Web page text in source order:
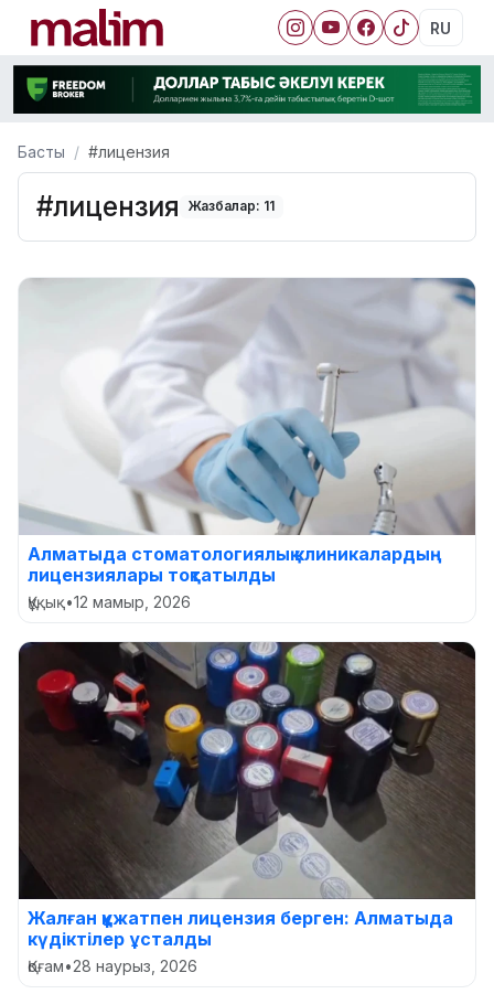
RU
Басты #лицензия
#лицензия Жазбалар: 11
Алматыда стоматологиялық клиникалардың
лицензиялары тоқтатылды
Құқық•12 мамыр, 2026
Жалған құжатпен лицензия берген: Алматыда
күдіктілер ұсталды
Қоғам•28 наурыз, 2026